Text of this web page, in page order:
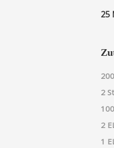
25
2
2
1